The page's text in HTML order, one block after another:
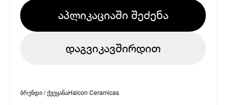
აპლიკაციაში შეძენა
დაგვიკავშირდით
ბრენდი / ქვეყანაHalcon Ceramicas